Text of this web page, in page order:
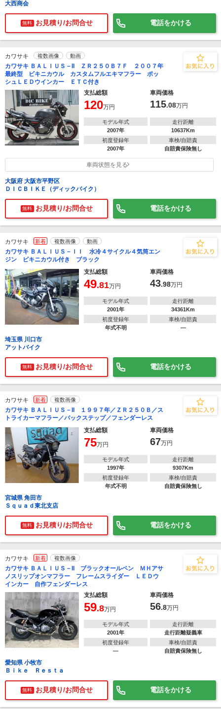
大西商会
無料 お見積り/お問合せ 電話をかける
カワサキ 複数画像 動画
カワサキ ＢＡＬＩＵＳ－II ＺＲ２５０Ｂ７Ｆ ２００７年
最終型 ビキニカウル カスタムフルエキマフラー ポッ
シュＬＥＤウインカー ＥＴＣ付き
支払総額
車両価格
120万円 115.08万円
モデル年式
2007年
走行距離
10637Km
初度登録年
2007年
車検/自賠責
自賠責保険無し
車両状態を見る
大阪府 大阪市平野区
ＤＩＣＢＩＫＥ（ディックバイク）
無料 お見積り/お問合せ 電話をかける
カワサキ 新着 複数画像 動画
カワサキ ＢＡＬＩＵＳ－ＩＩ 水冷４サイクル４気筒エン
ジン ビキニカウル付き ブラック
支払総額
車両価格
49.81万円 43.98万円
モデル年式
2001年
走行距離
34361Km
初度登録年
年式不明
車検/自賠責
―
埼玉県 川口市
アットバイク
無料 お見積り/お問合せ 電話をかける
カワサキ 新着 複数画像
カワサキ ＢＡＬＩＵＳ－II １９９７年／ＺＲ２５０Ｂ／ス
トライカーマフラー／バックステップ／フェンダーレス
支払総額
車両価格
75万円 67万円
モデル年式
1997年
走行距離
9307Km
初度登録年
年式不明
車検/自賠責
自賠責保険無し
宮城県 角田市
Ｓｑｕａｄ東北支店
無料 お見積り/お問合せ 電話をかける
カワサキ 新着 複数画像
カワサキ ＢＡＬＩＵＳ－II ブラックオールペン ＭＨアサ
ノスリップオンマフラー フレームスライダー ＬＥＤウ
インカー 自作フェンダーレス
支払総額
車両価格
59.8万円 56.8万円
モデル年式
2001年
走行距離
走行距離疑義車
初度登録年
―
車検/自賠責
自賠責保険無し
愛知県 小牧市
Ｂｉｋｅ Ｒｅｓｔａ
無料 お見積り/お問合せ 電話をかける